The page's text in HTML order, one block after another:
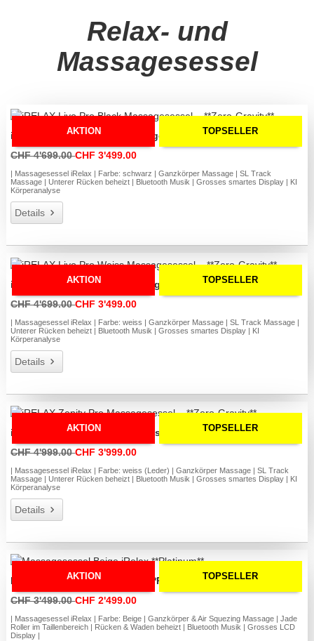
Relax- und
Massagesessel
AKTION TOPSELLER
iRELAX Livo Pro Black Massagesessel – **Zero-Gravity**
CHF 4'699.00CHF 3'499.00
| Massagesessel iRelax | Farbe: schwarz | Ganzkörper Massage | SL Track
Massage | Unterer Rücken beheizt | Bluetooth Musik | Grosses smartes Display | KI
Körperanalyse
Details
AKTION TOPSELLER
iRELAX Livo Pro Weiss Massagesessel – **Zero-Gravity**
CHF 4'699.00CHF 3'499.00
| Massagesessel iRelax | Farbe: weiss | Ganzkörper Massage | SL Track Massage |
Unterer Rücken beheizt | Bluetooth Musik | Grosses smartes Display | KI
Körperanalyse
Details
AKTION TOPSELLER
iRELAX Zenity Pro Massagesessel – **Zero-Gravity**
CHF 4'999.00CHF 3'999.00
| Massagesessel iRelax | Farbe: weiss (Leder) | Ganzkörper Massage | SL Track
Massage | Unterer Rücken beheizt | Bluetooth Musik | Grosses smartes Display | KI
Körperanalyse
Details
AKTION TOPSELLER
Massagesessel Beige iRelax **Platinum**
CHF 3'499.00CHF 2'499.00
| Massagesessel iRelax | Farbe: Beige | Ganzkörper & Air Squezing Massage | Jade
Roller im Taillenbereich | Rücken & Waden beheizt | Bluetooth Musik | Grosses LCD
Display |